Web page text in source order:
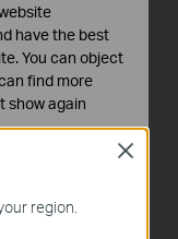
Configure a
with
region.
Close
have the best
You can object
find more
show again
van de